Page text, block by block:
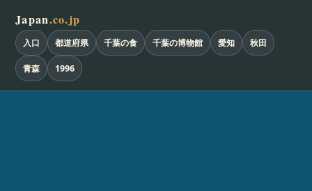
Japan.co.jp
入口 都道府県 千葉の食 千葉の博物館 愛知 秋田
青森 1996